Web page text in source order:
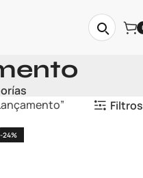
Filtros
-24%